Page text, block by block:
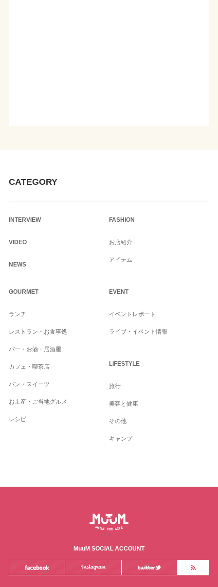
CATEGORY
INTERVIEW
VIDEO
NEWS
FASHION
お店紹介
アイテム
GOURMET
ランチ
レストラン・お食事処
バー・お酒・居酒屋
カフェ・喫茶店
パン・スイーツ
お土産・ご当地グルメ
レシピ
EVENT
イベントレポート
ライブ・イベント情報
LIFESTYLE
旅行
美容と健康
その他
キャンプ
MuuM SOCIAL ACCOUNT